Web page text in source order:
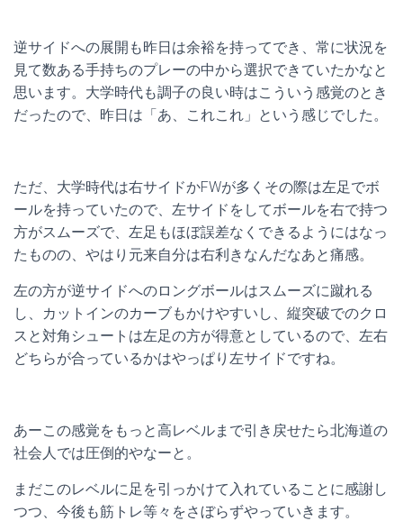
逆サイドへの展開も昨日は余裕を持ってでき、常に状況を
見て数ある手持ちのプレーの中から選択できていたかなと
思います。大学時代も調子の良い時はこういう感覚のとき
だったので、昨日は「あ、これこれ」という感じでした。
ただ、大学時代は右サイドかFWが多くその際は左足でボ
ールを持っていたので、左サイドをしてボールを右で持つ
方がスムーズで、左足もほぼ誤差なくできるようにはなっ
たものの、やはり元来自分は右利きなんだなあと痛感。
左の方が逆サイドへのロングボールはスムーズに蹴れる
し、カットインのカーブもかけやすいし、縦突破でのクロ
スと対角シュートは左足の方が得意としているので、左右
どちらが合っているかはやっぱり左サイドですね。
あーこの感覚をもっと高レベルまで引き戻せたら北海道の
社会人では圧倒的やなーと。
まだこのレベルに足を引っかけて入れていることに感謝し
つつ、今後も筋トレ等々をさぼらずやっていきます。